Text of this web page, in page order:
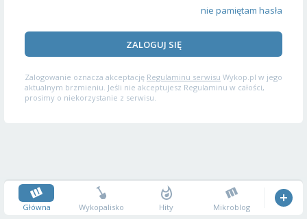
nie pamiętam hasła
ZALOGUJ SIĘ
Zalogowanie oznacza akceptację Regulaminu serwisu Wykop.pl w jego
aktualnym brzmieniu. Jeśli nie akceptujesz Regulaminu w całości,
prosimy o niekorzystanie z serwisu.
Główna Wykopalisko Hity Mikroblog